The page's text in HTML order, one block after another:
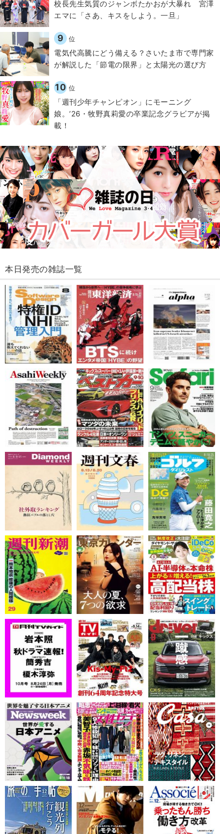
校長先生気質のジャンボたかおが大暴れ 宮澤
エマに「さあ、キスをしよう。一旦」
9 位
電気代高騰にどう備える？さいたま市で専門家
が解説した「節電の限界」と太陽光の選び方
10 位
「週刊少年チャンピオン」にモーニング
娘。’26・牧野真莉愛の卒業記念グラビアが掲
載！
本日発売の雑誌一覧